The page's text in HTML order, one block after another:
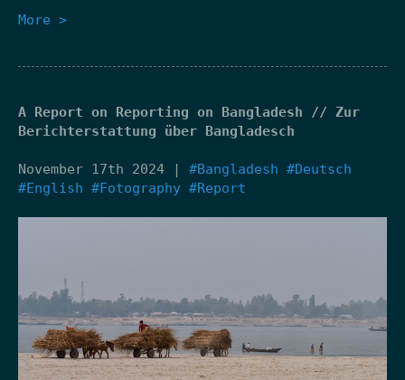
More >
A Report on Reporting on Bangladesh // Zur
Berichterstattung über Bangladesch
November 17th 2024 | #Bangladesh #Deutsch
#English #Fotography #Report